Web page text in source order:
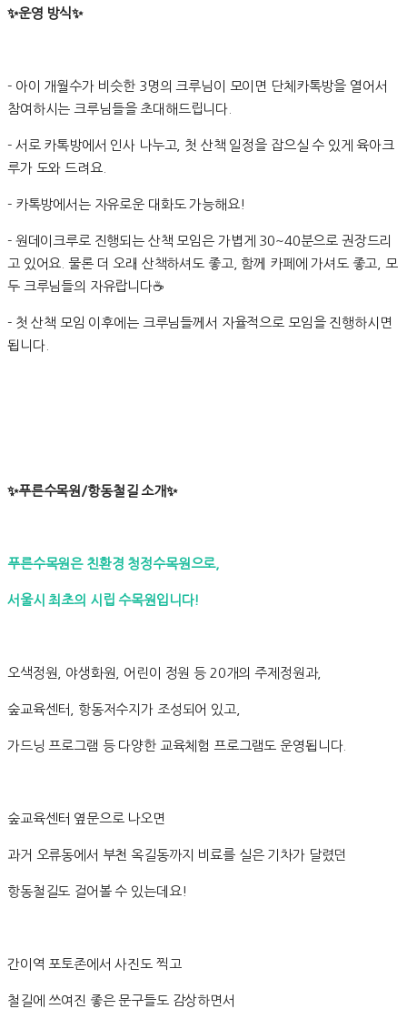
✨운영 방식✨
- 아이 개월수가 비슷한 3명의 크루님이 모이면 단체카톡방을 열어서
참여하시는 크루님들을 초대해드립니다.
- 서로 카톡방에서 인사 나누고, 첫 산책 일정을 잡으실 수 있게 육아크
루가 도와 드려요.
- 카톡방에서는 자유로운 대화도 가능해요!
- 원데이크루로 진행되는 산책 모임은 가볍게 30~40분으로 권장드리
고 있어요. 물론 더 오래 산책하셔도 좋고, 함께 카페에 가셔도 좋고, 모
두 크루님들의 자유랍니다☕
- 첫 산책 모임 이후에는 크루님들께서 자율적으로 모임을 진행하시면
됩니다.
✨푸른수목원/항동철길 소개✨
푸른수목원은 친환경 청정수목원으로,
서울시 최초의 시립 수목원입니다!
오색정원, 야생화원, 어린이 정원 등 20개의 주제정원과,
숲교육센터, 항동저수지가 조성되어 있고,
가드닝 프로그램 등 다양한 교육체험 프로그램도 운영됩니다.
숲교육센터 옆문으로 나오면
과거 오류동에서 부천 옥길동까지 비료를 실은 기차가 달렸던
항동철길도 걸어볼 수 있는데요!
간이역 포토존에서 사진도 찍고
철길에 쓰여진 좋은 문구들도 감상하면서